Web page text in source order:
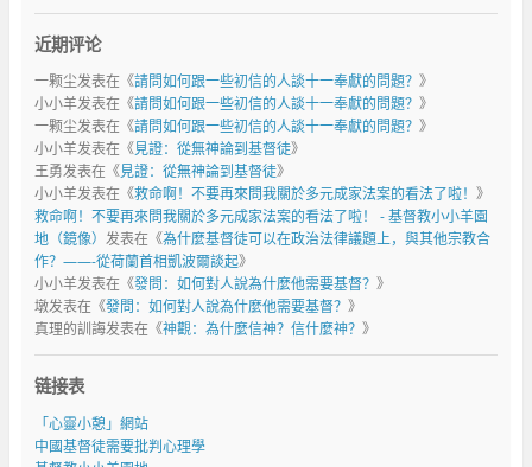
近期评论
一颗尘发表在《請問如何跟一些初信的人談十一奉獻的問題？ 》
小小羊发表在《請問如何跟一些初信的人談十一奉獻的問題？ 》
一颗尘发表在《請問如何跟一些初信的人談十一奉獻的問題？ 》
小小羊发表在《見證：從無神論到基督徒》
王勇发表在《見證：從無神論到基督徒》
小小羊发表在《救命啊！不要再來問我關於多元成家法案的看法了啦！ 》
救命啊！不要再來問我關於多元成家法案的看法了啦！ - 基督教小小羊園
地（鏡像） 发表在《為什麼基督徒可以在政治法律議題上，與其他宗教合
作？——-從荷蘭首相凱波爾談起》
小小羊发表在《發問：如何對人說為什麼他需要基督？ 》
墩发表在《發問：如何對人說為什麼他需要基督？ 》
真理的訓誨发表在《神觀：為什麼信神？信什麼神？ 》
链接表
「心靈小憩」網站
中國基督徒需要批判心理學